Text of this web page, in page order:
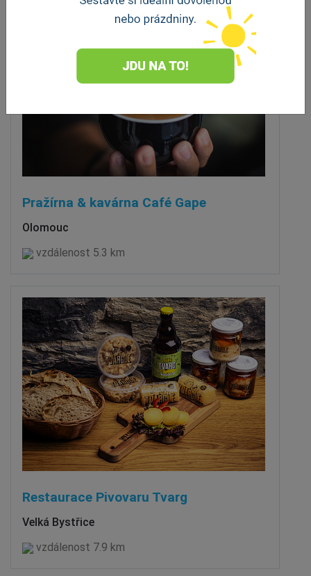
Pražírna & kavárna Café Gape
Olomouc
vzdálenost 5.3 km
Restaurace Pivovaru Tvarg
Velká Bystřice
vzdálenost 7.9 km